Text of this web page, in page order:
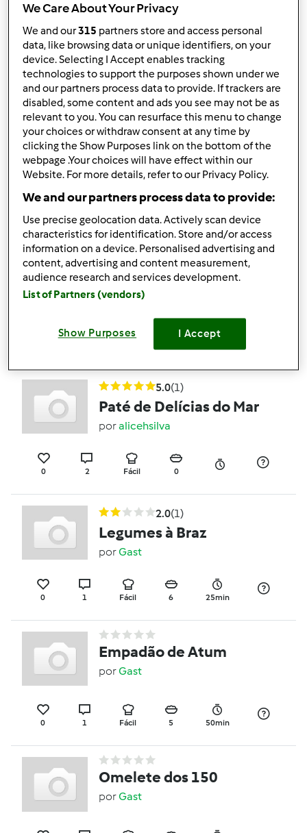
Os seus filtros:
Pratos com ovo
Limpar
Tortilha de Batata
porTeresa Mendonça
0 0 Fácil 6 43min
Trança com Doce de
Ovos e Amêndoa
porGast
5.0(1)
Paté de Delícias do Mar
poralicehsilva
0 2 Fácil 0
2.0(1)
Legumes à Braz
porGast
0 1 Fácil 6 25min
Empadão de Atum
porGast
0 1 Fácil 5 50min
Omelete dos 150
porGast
We Care About Your Privacy
We and our315 partners store and access personal
data, like browsing data or unique identifiers, on your
device. Selecting I Accept enables tracking
technologies to support the purposes shown under we
and our partners process data to provide. If trackers are
disabled, some content and ads you see may not be as
relevant to you. You can resurface this menu to change
your choices or withdraw consent at any time by
clicking the Show Purposes link on the bottom of the
webpage .Your choices will have effect within our
Website. For more details, refer to our Privacy Policy.
We and our partners process data to provide:
Use precise geolocation data. Actively scan device
characteristics for identification. Store and/or access
information on a device. Personalised advertising and
content, advertising and content measurement,
audience research and services development.
List of Partners (vendors)
Show Purposes I Accept